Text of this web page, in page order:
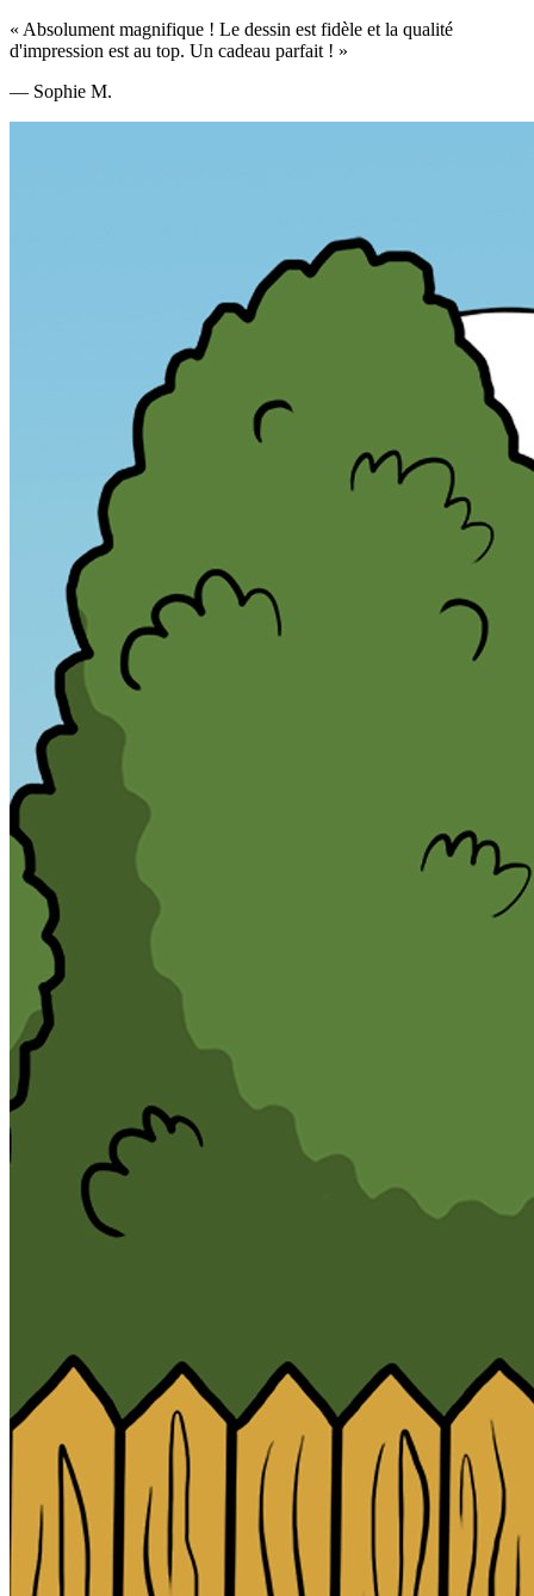
« Absolument magnifique ! Le dessin est fidèle et la qualité
d'impression est au top. Un cadeau parfait ! »
— Sophie M.